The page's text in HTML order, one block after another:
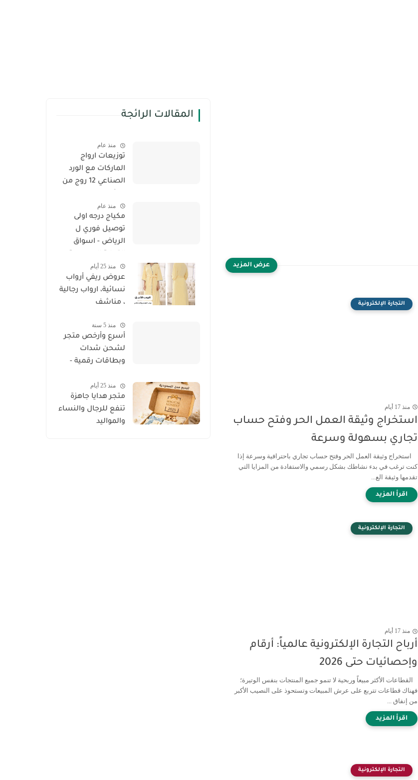
التجارة الإلكترونية
منذ 17 أيام
استخراج وثيقة العمل الحر وفتح حساب
تجاري بسهولة وسرعة
استخراج وثيقة العمل الحر وفتح حساب تجاري باحترافية وسرعة إذا
كنت ترغب في بدء نشاطك بشكل رسمي والاستفادة من المزايا التي
تقدمها وثيقة الع...
التجارة الإلكترونية
منذ 17 أيام
أرباح التجارة الإلكترونية عالمياً: أرقام
وإحصائيات حتى 2026
القطاعات الأكثر مبيعاً وربحية لا تنمو جميع المنتجات بنفس الوتيرة؛
فهناك قطاعات تتربع على عرش المبيعات وتستحوذ على النصيب الأكبر
من إنفاق ...
التجارة الإلكترونية
المقالات الرائجة
منذ عام
توزيعات ارواج
الماركات مع الورد
الصناعي 12 روج من
وحسم
منذ عام
مكياج درجه اولى
توصيل فوري ل
الرياض - اسواق
منذ 25 أيام
عروض ريفي أرواب
نسائية، ارواب رجالية
، مناشف
منذ 5 سنة
أسرع وأرخص متجر
لشحن شدات
وبطاقات رقمية -
السعودية
منذ 25 أيام
متجر هدايا جاهزة
تنفع للرجال والنساء
والمواليد